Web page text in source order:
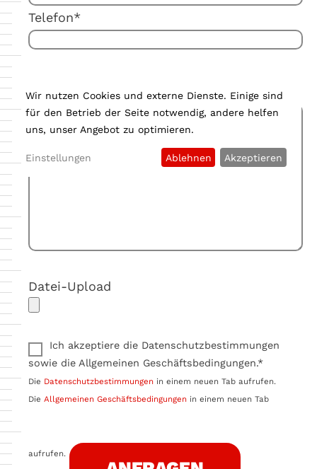
Telefon*
Ihre Anmerkung:
Datei-Upload
Ich akzeptiere die Datenschutzbestimmungen
sowie die Allgemeinen Geschäftsbedingungen.*
Die Datenschutzbestimmungen in einem neuen Tab aufrufen.
Die Allgemeinen Geschäftsbedingungen in einem neuen Tab
aufrufen.
Wir nutzen Cookies und externe Dienste. Einige sind
für den Betrieb der Seite notwendig, andere helfen
uns, unser Angebot zu optimieren.
Einstellungen Ablehnen Akzeptieren